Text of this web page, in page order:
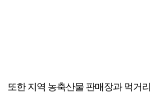
또한 지역 농축산물 판매장과 먹거